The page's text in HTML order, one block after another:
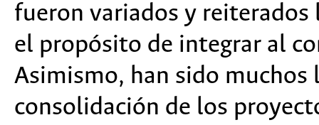
fueron variados y
el propósito de integrar al
Asimismo, han sido
consolidación de los